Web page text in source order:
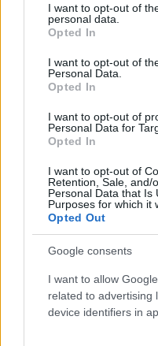
not limited to your visit or
grant or deny consent to
use your data for below
consent section.
I want to opt-out of
personal data.
Opted In
I want to opt-out of
Personal Data.
Opted In
I want to opt-out of
Personal Data for
Opted In
I want to opt-out of
Retention, Sale, and/
Personal Data that Is
Purposes for which it
Opted Out
Google consents
I want to allow
related to advertising
device identifiers in
ότι οι απαιτήσεις των
υπάρχει η ισορροπία
παρασυρθείς σε
τρίγωνο Σελήνης–Δία
αισιόδοξη ματιά,
επαφές ή ένα
ξεκινά απαιτητικά,
χαρίσει χαμόγελα αν
Η Αστρολογική
Διαχειρίσου με
συναισθηματικά
από στήριξη
Παρθένος –